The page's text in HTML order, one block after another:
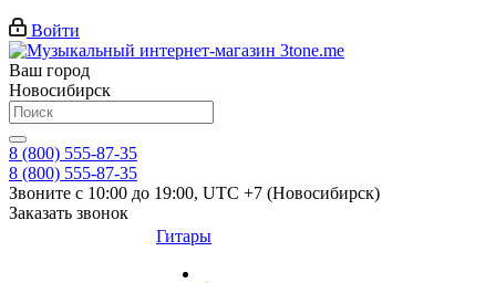
Войти
Ваш город
Новосибирск
8 (800) 555-87-35
8 (800) 555-87-35
Звоните с 10:00 до 19:00, UTC +7 (Новосибирск)
Заказать звонок
Гитары